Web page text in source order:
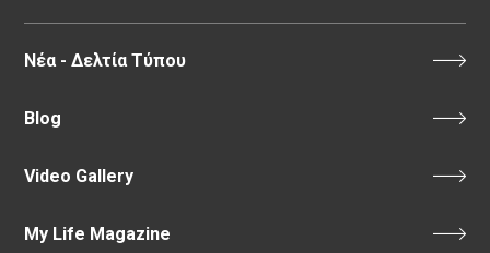
Νέα - Δελτία Τύπου
Blog
Video Gallery
My Life Magazine